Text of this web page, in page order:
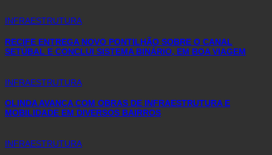
INFRAESTRUTURA
RECIFE ENTREGA NOVO PONTILHÃO SOBRE O CANAL
SETÚBAL E CONCLUI SISTEMA BINÁRIO, EM BOA VIAGEM
INFRAESTRUTURA
OLINDA AVANÇA COM OBRAS DE INFRAESTRUTURA E
MOBILIDADE EM DIVERSOS BAIRROS
INFRAESTRUTURA